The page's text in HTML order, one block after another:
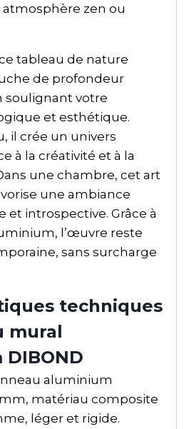
zen ou
tableau de nature
de profondeur
soulignant votre
et esthétique.
il crée un univers
à la créativité et à la
une chambre, cet art
une ambiance
et introspective. Grâce à
l’œuvre reste
sans surcharge
techniques
mural
aluminium
matériau composite
léger et rigide.